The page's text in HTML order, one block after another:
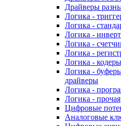
Драйверы
Логика -
Логика -
Логика -
Логика -
Логика -
Логика -
Логика -
драйверы
Логика -
Логика - прочая
Цифровые
Аналоговые